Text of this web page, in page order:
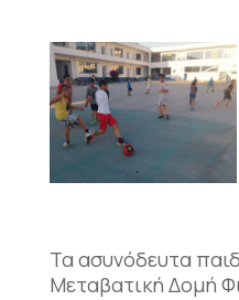
Τα ασυνόδευτα
Μεταβατική Δομή